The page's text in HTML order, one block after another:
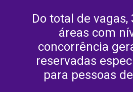
Do total de vagas,
áreas com
concorrência
reservadas
para pessoas